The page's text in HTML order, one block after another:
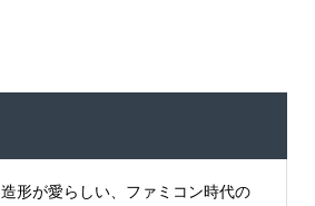
造形が愛らしい、ファミコン時代の